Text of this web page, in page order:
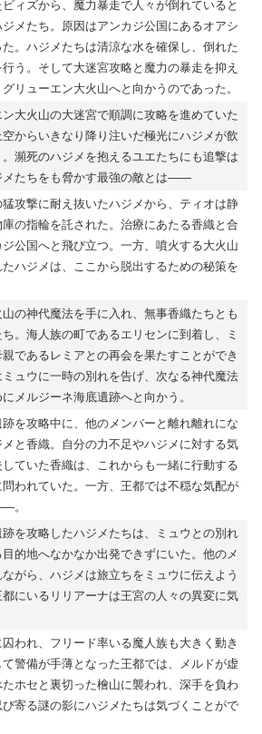
ィズから、魔力暴走で人々が倒れていると
メたち。原因はアンカジ公国にあるオアシ
。ハジメたちは清涼な水を確保し、倒れた
う。そして大迷宮攻略と魔力の暴走を抑え
リューエン大火山へと向かうのであった。
大火山の大迷宮で順調に攻略を進めていた
からいきなり降り注いだ極光にハジメが飲
瀕死のハジメを抱えるユエたちにも追撃は
メたちをも脅かす最強の敵とは――
攻撃に耐え抜いたハジメから、ティオは静
の指輪を託された。治療にあたる香織と合
公国へと飛び立つ。一方、噴火する大火山
ハジメは、ここから脱出するための秘策を
の神代魔法を手に入れ、無事香織たちとも
。海人族の町であるエリセンに到着し、ミ
であるレミアとの再会を果たすことができ
ュウに一時の別れを告げ、次なる神代魔法
メルジーネ海底遺跡へと向かう。
跡を攻略中に、他のメンバーと離れ離れにな
と香織。自分の力不足やハジメに対する気
ていた香織は、これからも一緒に行動する
われていた。一方、王都では不穏な気配が
。
跡を攻略したハジメたちは、ミュウとの別れ
的地へなかなか出発できずにいた。他のメ
がら、ハジメは旅立ちをミュウに伝えよう
にいるリリアーナは王宮の人々の異変に気
われ、フリード率いる魔人族も大きく動き
警備が手薄となった王都では、メルドが虚
ホセと裏切った檜山に襲われ、深手を負わ
寄る謎の影にハジメたちは気づくことがで